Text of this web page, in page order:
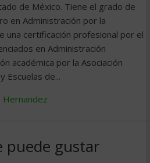
de México. Tiene el grado de
en Administración por la
una certificación profesional por el
en Administración
académica por la Asociación
Escuelas de...
Hernandez
puede gustar